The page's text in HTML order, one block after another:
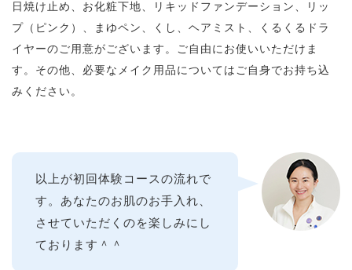
日焼け止め、お化粧下地、リキッドファンデーション、リッ
プ（ピンク）、まゆペン、くし、ヘアミスト、くるくるドラ
イヤーのご用意がございます。ご自由にお使いいただけま
す。その他、必要なメイク用品についてはご自身でお持ち込
みください。
以上が初回体験コースの流れで
す。あなたのお肌のお手入れ、
させていただくのを楽しみにし
ております＾＾